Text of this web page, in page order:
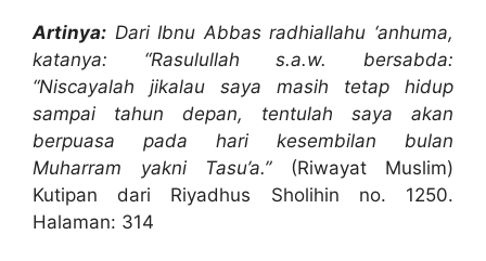
Artinya: Dari Ibnu Abbas radhiallahu ‘anhuma,
katanya: “Rasulullah s.a.w. bersabda:
“Niscayalah jikalau saya masih tetap hidup
sampai tahun depan, tentulah saya akan
berpuasa pada hari kesembilan bulan
Muharram yakni Tasu’a.”(Riwayat Muslim)
Kutipan dari Riyadhus Sholihin no. 1250.
Halaman: 314